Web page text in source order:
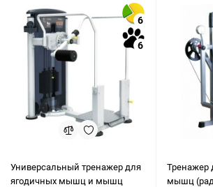
6
6
Универсальный тренажер для
ягодичных мышц и мышц
Тренажер
мышц